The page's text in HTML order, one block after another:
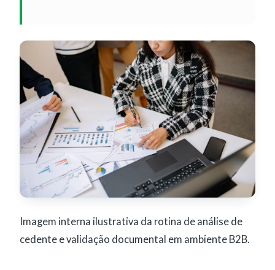
Imagem interna ilustrativa da rotina de análise de
cedente e validação documental em ambiente B2B.